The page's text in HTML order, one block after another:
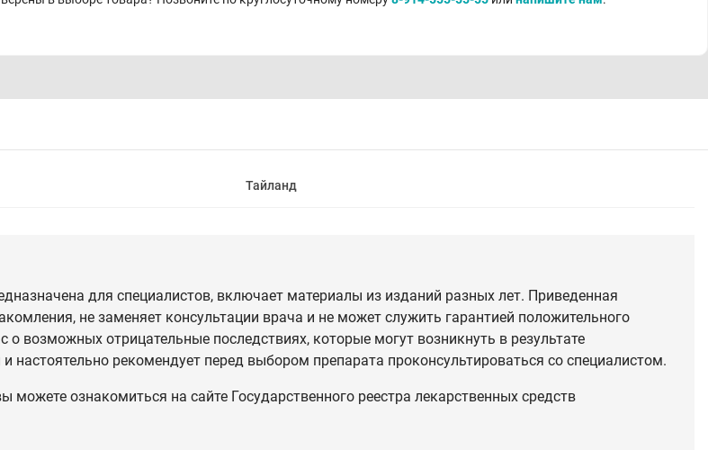
Тайланд
для специалистов, включает материалы из изданий разных лет. Приведенная
не заменяет консультации врача и не может служить гарантией положительного
возможных отрицательные последствиях, которые могут возникнуть в результате
настоятельно рекомендует перед выбором препарата проконсультироваться со специалистом.
ознакомиться на сайте Государственного реестра лекарственных средств